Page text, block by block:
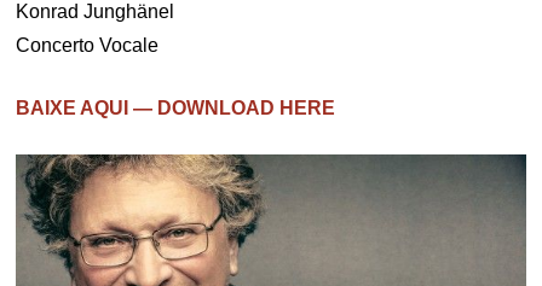
Konrad Junghänel
Concerto Vocale
BAIXE AQUI — DOWNLOAD HERE